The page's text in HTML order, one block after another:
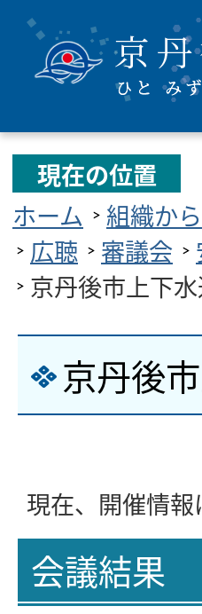
現在の位置
ホーム
組織か
広聴
審議会
京丹後市上下
京丹後
現在、開催情報
会議結果